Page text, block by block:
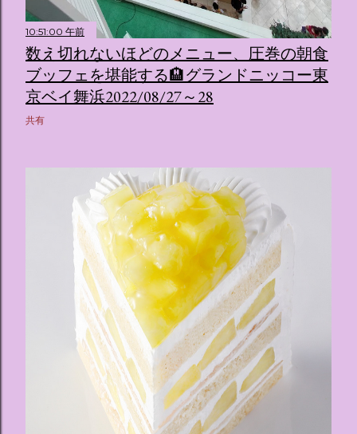
10:51:00 午前
数え切れないほどのメニュー、圧巻の朝食
ブッフェを堪能する🏨グランドニッコー東
京ベイ舞浜2022/08/27～28
共有